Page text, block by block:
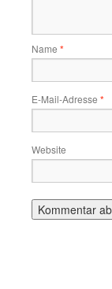
Name *
E-Mail-Adresse *
Website